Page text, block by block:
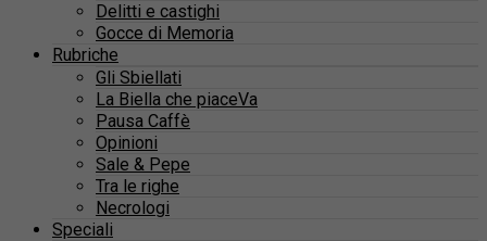
Delitti e castighi
Gocce di Memoria
Rubriche
Gli Sbiellati
La Biella che piaceVa
Pausa Caffè
Opinioni
Sale & Pepe
Tra le righe
Necrologi
Speciali